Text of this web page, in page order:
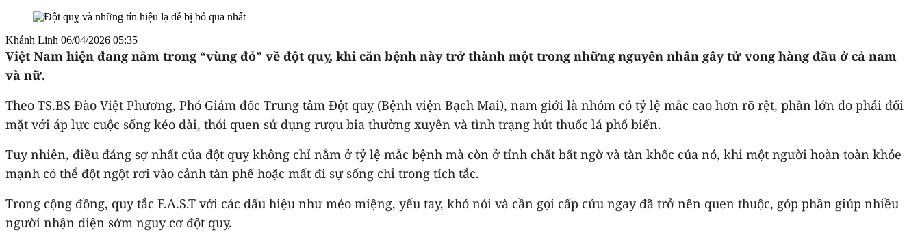
Khánh Linh 06/04/2026 05:35
Việt Nam hiện đang nằm trong “vùng đỏ” về đột quỵ, khi căn bệnh này trở thành một trong những nguyên nhân gây tử vong hàng đầu ở cả nam
và nữ.
Theo TS.BS Đào Việt Phương, Phó Giám đốc Trung tâm Đột quỵ (Bệnh viện Bạch Mai), nam giới là nhóm có tỷ lệ mắc cao hơn rõ rệt, phần lớn do phải đối
mặt với áp lực cuộc sống kéo dài, thói quen sử dụng rượu bia thường xuyên và tình trạng hút thuốc lá phổ biến.
Tuy nhiên, điều đáng sợ nhất của đột quỵ không chỉ nằm ở tỷ lệ mắc bệnh mà còn ở tính chất bất ngờ và tàn khốc của nó, khi một người hoàn toàn khỏe
mạnh có thể đột ngột rơi vào cảnh tàn phế hoặc mất đi sự sống chỉ trong tích tắc.
Trong cộng đồng, quy tắc F.A.S.T với các dấu hiệu như méo miệng, yếu tay, khó nói và cần gọi cấp cứu ngay đã trở nên quen thuộc, góp phần giúp nhiều
người nhận diện sớm nguy cơ đột quỵ.